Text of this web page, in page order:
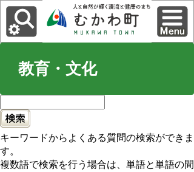
教育・文化
キーワードからよくある質問の検索ができま
す。
複数語で検索を行う場合は、単語と単語の間